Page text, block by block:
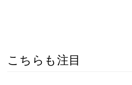
こちらも注目